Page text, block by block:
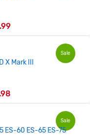
Sale
X Mark III
Sale
ES-60 ES-65 ES-75